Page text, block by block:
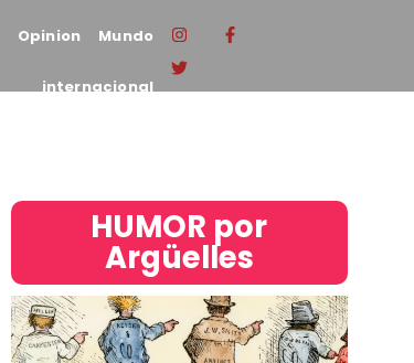
Opinion Mundo
internacional
HUMOR por
Argüelles​